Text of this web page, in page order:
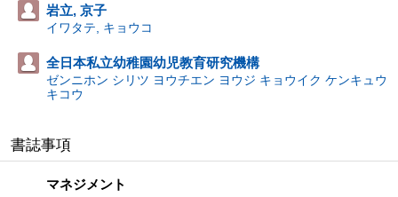
岩立, 京子
イワタテ, キョウコ
全日本私立幼稚園幼児教育研究機構
ゼンニホン シリツ ヨウチエン ヨウジ キョウイク ケンキュウ
キコウ
書誌事項
マネジメント